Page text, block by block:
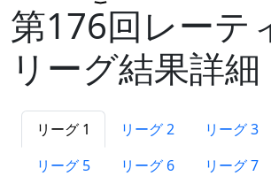
第176回レーテ
リーグ結果詳細
リーグ 1 リーグ 2 リーグ 3
リーグ 5
リーグ 6 リーグ 7